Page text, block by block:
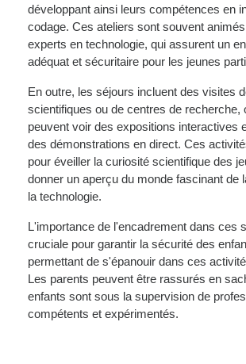
développant ainsi leurs compétences en
codage. Ces ateliers sont souvent
experts en technologie, qui assurent un
adéquat et sécuritaire pour les jeunes
En outre, les séjours incluent des visites
scientifiques ou de centres de recherche,
peuvent voir des expositions interactives
des démonstrations en direct. Ces
pour éveiller la curiosité scientifique des
donner un aperçu du monde fascinant de
la technologie.
L'importance de l'encadrement dans ces
cruciale pour garantir la sécurité des
permettant de s'épanouir dans ces
Les parents peuvent être rassurés en
enfants sont sous la supervision de
compétents et expérimentés.